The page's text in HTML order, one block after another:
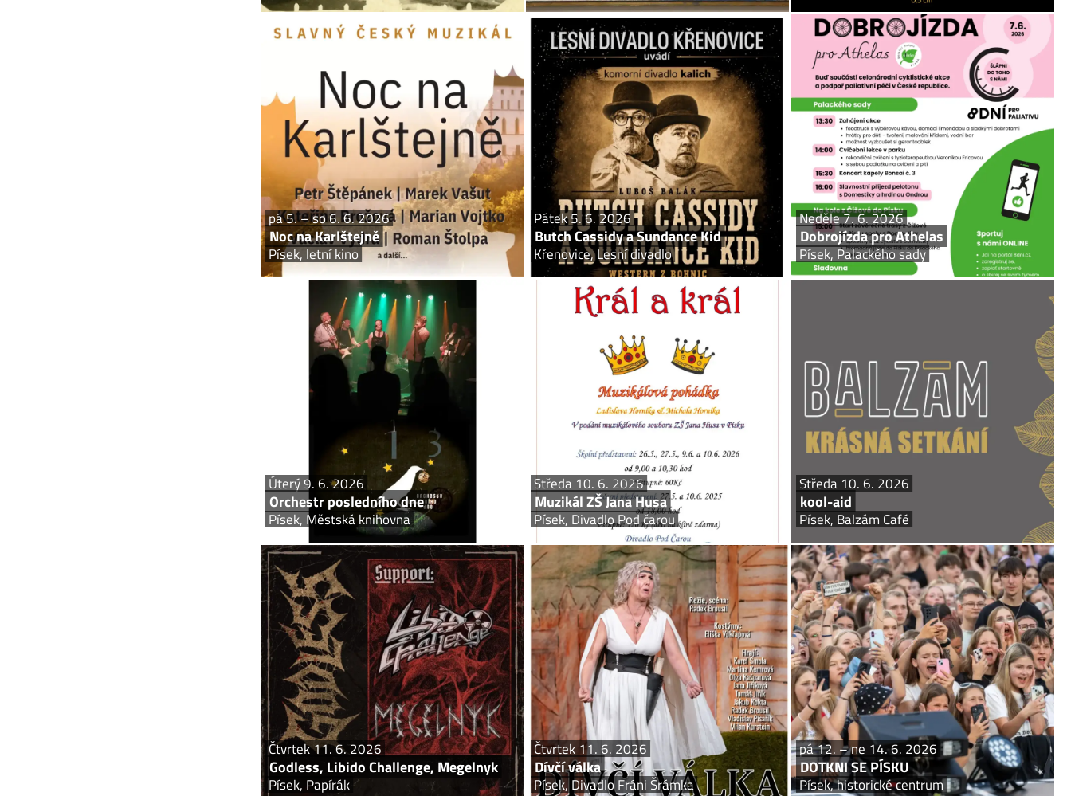
pá 5. – so 6. 6. 2026
Noc na Karlštejně
Písek, letní kino
pá 5. – so 6. 6. 2026
Písek, letní kino
Muzikál Noc na Karlštejně přináší poctivou,
plnohodnotnou inscenaci s hvězdným obsazením
a originální výpravou. Vychází z legendární podoby
Hudebního divadla Karlín a zachovává původní
kostýmy i...
Pátek 5. 6. 2026
Butch Cassidy a Sundance Kid
Křenovice, Lesní divadlo
Pátek 5. 6. 2026
Butch Cassidy a Sundance Kid
Křenovice, Lesní divadlo
Lesní divadlo Křenovice uvádí dne 5.6.2026 hru Butch
Cassidy a Sundance Kid s Václavem Koptou, Simonou
Vrbickou a Josefem Poláškem.
Neděle 7. 6. 2026
Dobrojízda pro Athelas
Písek, Palackého sady
Neděle 7. 6. 2026
Dobrojízda pro Athelas
Písek, Palackého sady
Během 8 dní a 8 hodin rozhýbeme Česko, abychom
získali 2 miliony korun pro 8 skvělých hospiců, které
pomáhají prožít závěr života doma. Přidejte
se k benefiční cyklojízdě kdekoli po trase nebo...
Úterý 9. 6. 2026
Orchestr posledního dne
Písek, Městská knihovna
Úterý 9. 6. 2026
Orchestr posledního dne
Písek, Městská knihovna
Hudební uskupení Orchestr posledního dne vzniklo
za účelem zpříjemnění konce světa. Není třeba
se bát soudného dne. Ty, co půjdou do nebe,
rozesmějeme a ty, kteří půjdou na pekelnou
Středa 10. 6. 2026
Muzikál ZŠ Jana Husa
Písek, Divadlo Pod čarou
Středa 10. 6. 2026
Muzikál ZŠ Jana Husa
Písek, Divadlo Pod čarou
Jedno království a dva králové, jejich vojska, která
vybojují mnoho bitev, nové daně, které jsou
uvalovány na obyvatelstvo, chytrá starostová,
zamilovaný pár… To všechno uvidíte v novém...
Středa 10. 6. 2026
kool-aid
Písek, Balzám Café
Písek, Balzám Café
kool-aid je pětičlenná českobudějovická kapela, která
halí pop do alternativních struktur a aranží. Hudebně
balancuje na hranici popu, alternativy a filmové
hudby, kde v sobě míchá vlivy...
Čtvrtek 11. 6. 2026
Godless, Libido Challenge, Megelnyk
Písek, Papírák
Čtvrtek 11. 6. 2026
Godless, Libido Challenge, Megelnyk
Písek, Papírák
Zveme vás na pořádný nářez v Papíráku v Písku!
Ve čtvrtek 11.6. se rozpoutá pekelný večer pro
všechny milovníky tvrdé muziky! Zahraje Vám kapela
GODLESS - trash-laced deathmetal INDIE A jako...
Čtvrtek 11. 6. 2026
Dívčí válka
Písek, Divadlo Fráni Šrámka
Čtvrtek 11. 6. 2026
Dívčí válka
Písek, Divadlo Fráni Šrámka
Nejslavnější komedie Františka Ringo Čecha.
Komedie o věčném boji mezi muži a ženami. Přijďte
se podívat na to, jak to tenkrát asi nebylo… Režie:
Radek Brousil Hrají: Karel Smola, Martina...
pá 12. – ne 14. 6. 2026
DOTKNI SE PÍSKU
Písek, historické centrum
pá 12. – ne 14. 6. 2026
DOTKNI SE PÍSKU
Písek, historické centrum
Městská slavnost Dotkni se Písku se blíží! Město
Písek znovu ožije jedinečnou atmosférou oblíbené
slavnosti pro všechny generace. Přijďte si užít dva
dny plné hudby, zábavy, historie i setkávání...